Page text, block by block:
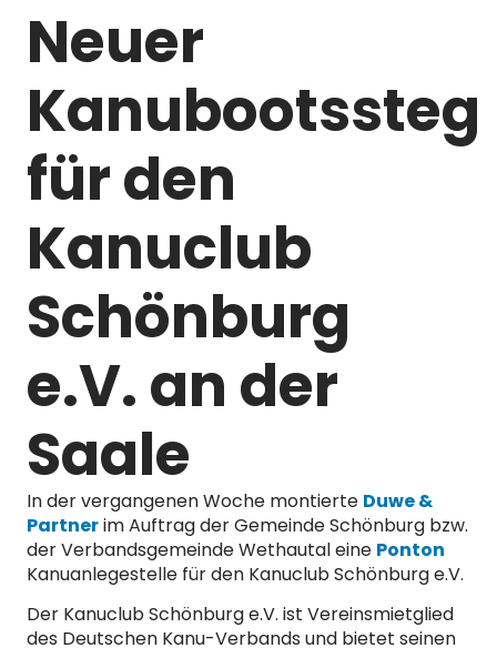
Neuer
Kanubootssteg
für den
Kanuclub
Schönburg
e.V. an der
Saale
In der vergangenen Woche montierte Duwe &
Partnerim Auftrag der Gemeinde Schönburg bzw.
der Verbandsgemeinde Wethautal eine Ponton
Kanuanlegestelle für den Kanuclub Schönburg e.V.
Der Kanuclub Schönburg e.V. ist Vereinsmietglied
des Deutschen Kanu-Verbands und bietet seinen